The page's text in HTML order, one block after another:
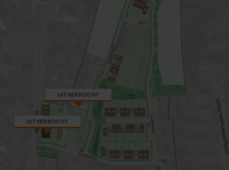
UITVERKOCHT
UITVERKOCHT